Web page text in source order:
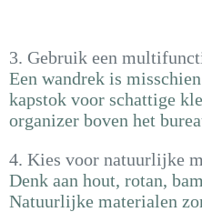
3. Gebruik een
Een wandrek is
kapstok voor schattige
organizer boven het
4. Kies voor natuurlijke
Denk aan hout, rotan,
Natuurlijke materialen